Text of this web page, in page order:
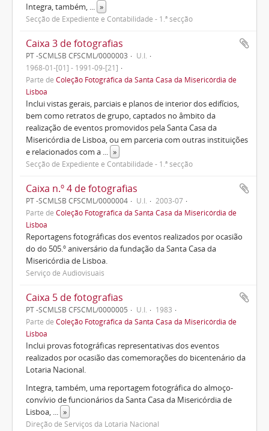
Integra, também, ... »
Secção de Expediente e Contabilidade - 1.ª secção
Caixa 3 de fotografias
PT -SCMLSB CFSCML/0000003
U.I.
1968-01-[01] - 1991-09-[21]
Parte de Coleção Fotográfica da Santa Casa da Misericórdia de
Lisboa
Inclui vistas gerais, parciais e planos de interior dos edifícios,
bem como retratos de grupo, captados no âmbito da
realização de eventos promovidos pela Santa Casa da
Misericórdia de Lisboa, ou em parceria com outras instituições
e relacionados com a ... »
Secção de Expediente e Contabilidade - 1.ª secção
Caixa n.º 4 de fotografias
PT -SCMLSB CFSCML/0000004 U.I.
2003-07
Parte de Coleção Fotográfica da Santa Casa da Misericórdia de
Lisboa
Reportagens fotográficas dos eventos realizados por ocasião
do do 505.º aniversário da fundação da Santa Casa da
Misericórdia de Lisboa.
Serviço de Audiovisuais
Caixa 5 de fotografias
PT -SCMLSB CFSCML/0000005 U.I.
1983
Parte de Coleção Fotográfica da Santa Casa da Misericórdia de
Lisboa
Inclui provas fotográficas representativas dos eventos
realizados por ocasião das comemorações do bicentenário da
Lotaria Nacional.
Integra, também, uma reportagem fotográfica do almoço-
convívio de funcionários da Santa Casa da Misericórdia de
Lisboa, ... »
Direção de Serviços da Lotaria Nacional